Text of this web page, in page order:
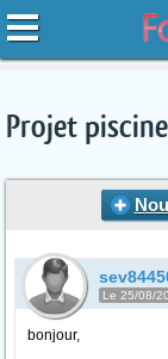
Projet
Le 25/08/
bonjour,